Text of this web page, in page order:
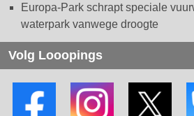
Europa-Park schrapt speciale
waterpark vanwege droogte
Volg Looopings